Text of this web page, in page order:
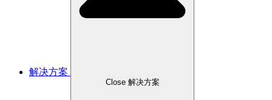
解决方案
Close 解决方案